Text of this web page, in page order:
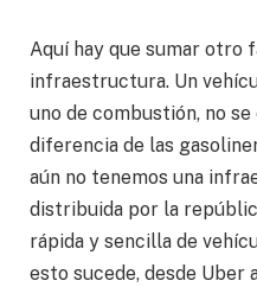
Aquí hay que sumar otro
infraestructura. Un
uno de combustión, no
diferencia de las
aún no tenemos una
distribuida por la
rápida y sencilla de
esto sucede, desde Uber